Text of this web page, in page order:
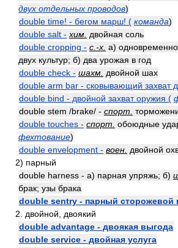
двух отдельных проводов)
double time! - бегом марш! ( команда)
double salt - хим. двойная соль
double cropping - с.-х. а)
двух культур; б) два урожая в год
double check - шахм. двойной шах
double arm bar - сковывающий захват
double bind - двойной захват оружия (
double stem /brake/ - спорт.
double touches - спорт. обоюдные
фехтование)
double envelopment - воен. двойной
2) парный
double harness - а) парная упряжь; б)
брак; узы брака
double sentry - парный сторожевой
2. двойной, двоякий
double advantage - двоякая выгода
double service - двойная услуга